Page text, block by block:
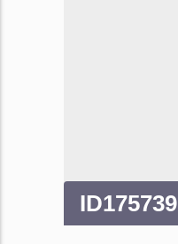
ID175739